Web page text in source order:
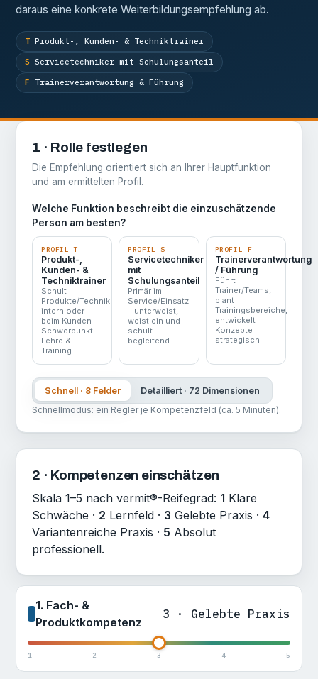
daraus eine konkrete Weiterbildungsempfehlung ab.
T Produkt-, Kunden- & Techniktrainer
S Servicetechniker mit Schulungsanteil
F Trainerverantwortung & Führung
1 · Rolle festlegen
Die Empfehlung orientiert sich an Ihrer Hauptfunktion
und am ermittelten Profil.
Welche Funktion beschreibt die einzuschätzende
Person am besten?
PROFIL T
Produkt-,
Kunden- &
Techniktrainer
Schult
Produkte/Technik
intern oder
beim Kunden –
Schwerpunkt
Lehre &
Training.
PROFIL S
Servicetechniker
mit
Schulungsanteil
Primär im
Service/Einsatz
– unterweist,
weist ein und
schult
begleitend.
PROFIL F
Trainerverantwortung
/ Führung
Führt
Trainer/Teams,
plant
Trainingsbereiche,
entwickelt
Konzepte
strategisch.
Schnell · 8 Felder
Detailliert · 72 Dimensionen
Schnellmodus: ein Regler je Kompetenzfeld (ca. 5 Minuten).
2 · Kompetenzen einschätzen
Skala 1–5 nach vermit®-Reifegrad: 1 Klare
Schwäche · 2 Lernfeld · 3 Gelebte Praxis · 4
Variantenreiche Praxis · 5 Absolut
professionell.
1. Fach- &
Produktkompetenz
3 · Gelebte Praxis
1 2 3 4 5